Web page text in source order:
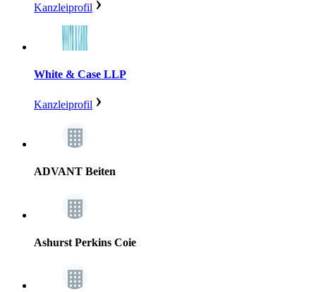
Kanzleiprofil
White & Case LLP
Kanzleiprofil
ADVANT Beiten
Ashurst Perkins Coie